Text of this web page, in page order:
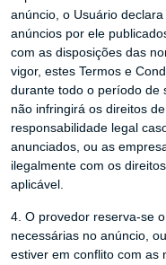
anúncio, o Usuário
anúncios por ele
com as disposições das
vigor, estes Termos e
durante todo o período de
não infringirá os direitos
responsabilidade legal
anunciados, ou as
ilegalmente com os
aplicável.
4. O provedor reserva-se
necessárias no anúncio,
estiver em conflito com as